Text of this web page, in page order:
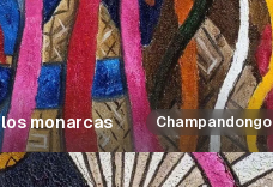
monarcas Champandongo